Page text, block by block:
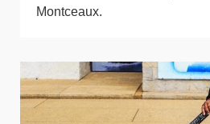
Montceaux.